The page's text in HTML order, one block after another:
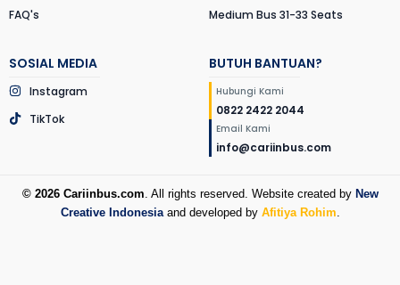
FAQ's
Medium Bus 31-33 Seats
SOSIAL MEDIA
Instagram
TikTok
BUTUH BANTUAN?
Hubungi Kami
0822 2422 2044
Email Kami
info@cariinbus.com
© 2026 Cariinbus.com . All rights reserved. Website created by New
Creative Indonesiaand developed by Afitiya Rohim